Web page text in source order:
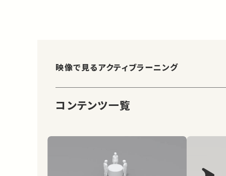
映像で見るアクティブラーニング
コンテンツ一覧